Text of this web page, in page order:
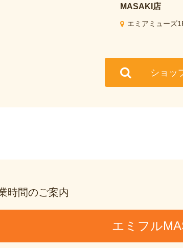
MASAKI店
エミアミューズ
ショッ
時間のご案内
エミフル